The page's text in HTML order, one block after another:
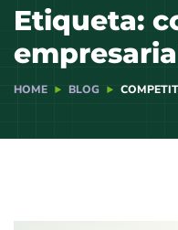
Etiqueta:
HOME BLOG